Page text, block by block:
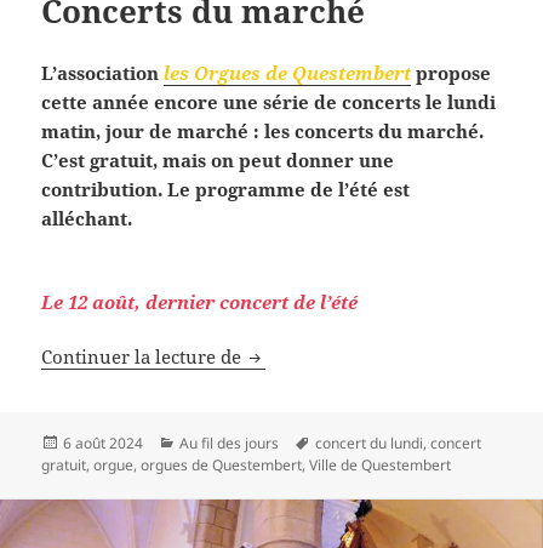
Concerts du marché
L’associationles Orgues de Questembertpropose
cette année encore une série de concerts le lundi
matin, jour de marché : les concerts du marché.
C’est gratuit, mais on peut donner une
contribution. Le programme de l’été est
alléchant.
Le 12 août, dernier concert de l’été
Continuer la lecture de Concerts du marché
Publié
le
6 août 2024 Catégories
Au fil des jours
Mots-
clés
concert du lundi,concert
gratuit,orgue,orgues de Questembert,Ville de Questembert